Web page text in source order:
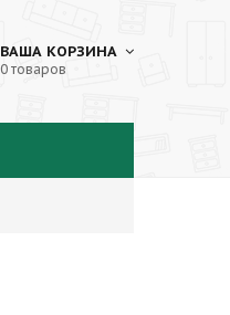
ВАША КОРЗИНА
0 товаров